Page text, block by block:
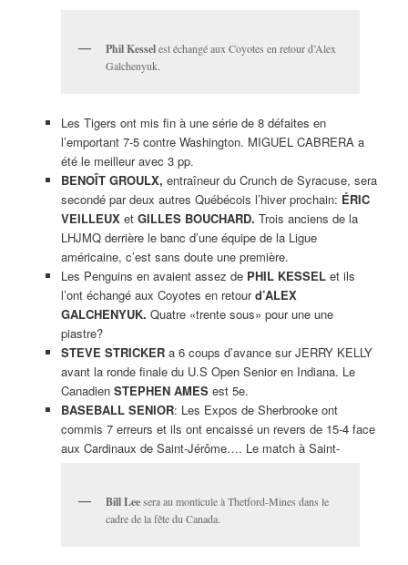
Phil Kesselest échangé aux Coyotes en retour d’Alex
Galchenyuk.
Les Tigers ont mis fin à une série de 8 défaites en
l’emportant 7-5 contre Washington. MIGUEL CABRERA a
été le meilleur avec 3 pp.
BENOÎT GROULX, entraîneur du Crunch de Syracuse, sera
secondé par deux autres Québécois l’hiver prochain: ÉRIC
VEILLEUXet GILLES BOUCHARD. Trois anciens de la
LHJMQ derrière le banc d’une équipe de la Ligue
américaine, c’est sans doute une première.
Les Penguins en avaient assez de PHIL KESSELet ils
l’ont échangé aux Coyotes en retourd’ALEX
GALCHENYUK. Quatre «trente sous» pour une une
piastre?
STEVE STRICKER a 6 coups d’avance sur JERRY KELLY
avant la ronde finale du U.S Open Senior en Indiana. Le
Canadien STEPHEN AMESest 5e.
BASEBALL SENIOR: Les Expos de Sherbrooke ont
commis 7 erreurs et ils ont encaissé un revers de 15-4 face
aux Cardinaux de Saint-Jérôme…. Le match à Saint-
Bill Leesera au monticule à Thetford-Mines dans le
cadre de la fête du Canada.